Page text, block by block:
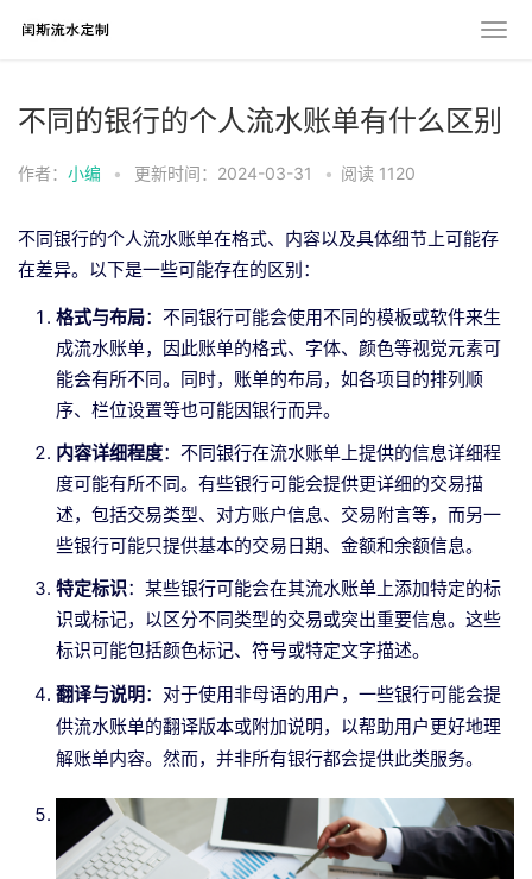
不同的银行的个人流水账单有什么区别
作者： 小编 • 更新时间：2024-03-31 • 阅读 1120
不同银行的个人流水账单在格式、内容以及具体细节上可能存
在差异。以下是一些可能存在的区别：
格式与布局：不同银行可能会使用不同的模板或软件来生
成流水账单，因此账单的格式、字体、颜色等视觉元素可
能会有所不同。同时，账单的布局，如各项目的排列顺
序、栏位设置等也可能因银行而异。
内容详细程度：不同银行在流水账单上提供的信息详细程
度可能有所不同。有些银行可能会提供更详细的交易描
述，包括交易类型、对方账户信息、交易附言等，而另一
些银行可能只提供基本的交易日期、金额和余额信息。
特定标识：某些银行可能会在其流水账单上添加特定的标
识或标记，以区分不同类型的交易或突出重要信息。这些
标识可能包括颜色标记、符号或特定文字描述。
翻译与说明：对于使用非母语的用户，一些银行可能会提
供流水账单的翻译版本或附加说明，以帮助用户更好地理
解账单内容。然而，并非所有银行都会提供此类服务。